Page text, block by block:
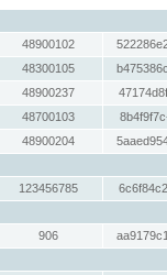
48900102
48300105
48900237
48700103
48900204
123456785
906